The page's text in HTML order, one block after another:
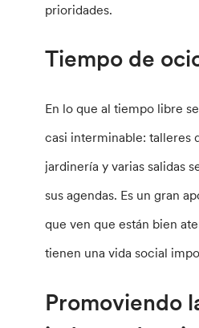
prioridades.
Tiempo de
En lo que al tiempo libre
casi interminable: talleres
jardinería y varias salidas
sus agendas. Es un gran
que ven que están bien
tienen una vida social
Promoviendo